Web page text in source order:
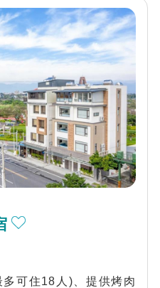
可住18人)、提供烤肉